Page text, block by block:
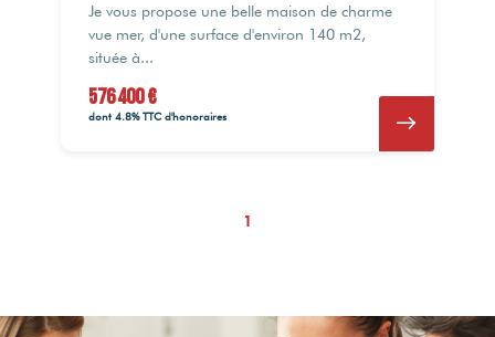
576 400 €
576 400 €
Je vous propose une belle maison de charme
vue mer, d'une surface d'environ 140 m2,
située à...
576 400 €
dont 4.8% TTC d'honoraires
1